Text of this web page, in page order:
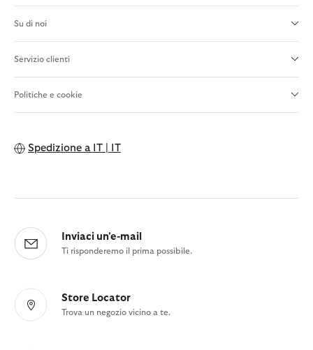
Su di noi
Servizio clienti
Politiche e cookie
Spedizione a IT | IT
Inviaci un'e-mail
Ti risponderemo il prima possibile.
Store Locator
Trova un negozio vicino a te.